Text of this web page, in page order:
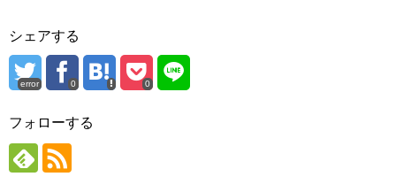
シェアする
error 0 0
フォローする